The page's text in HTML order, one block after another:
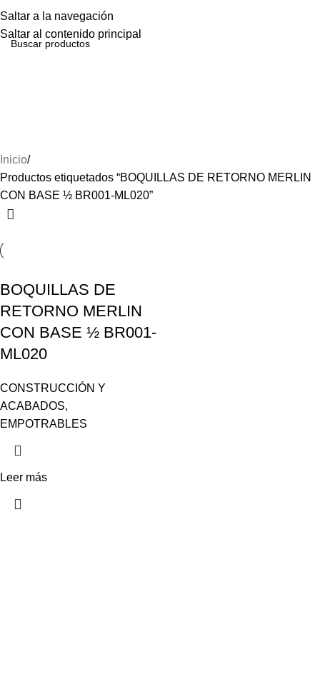
Saltar a la navegación
Saltar al contenido principal
Menú
Inicio
Productos etiquetados “BOQUILLAS DE RETORNO MERLIN
CON BASE ½ BR001-ML020”
BOQUILLAS DE
RETORNO MERLIN
CON BASE ½ BR001-
ML020
CONSTRUCCIÓN Y
ACABADOS,
EMPOTRABLES
Leer más